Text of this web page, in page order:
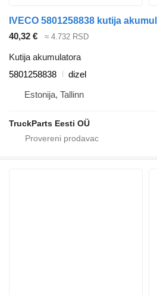
40,32 € ≈ 4.732 RSD
Kutija akumulatora
5801258838
dizel
Estonija, Tallinn
TruckParts Eesti OÜ